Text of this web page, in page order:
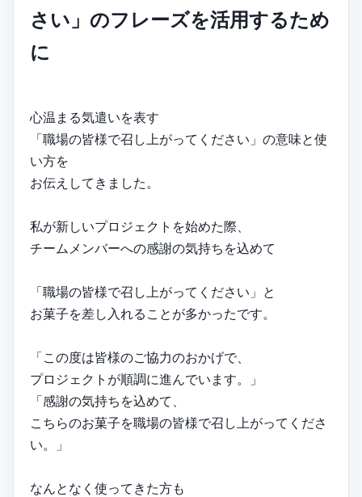
さい」のフレーズを活用するため
に
心温まる気遣いを表す
「職場の皆様で召し上がってください」の意味と使
い方を
お伝えしてきました。
私が新しいプロジェクトを始めた際、
チームメンバーへの感謝の気持ちを込めて
「職場の皆様で召し上がってください」と
お菓子を差し入れることが多かったです。
「この度は皆様のご協力のおかげで、
プロジェクトが順調に進んでいます。」
「感謝の気持ちを込めて、
こちらのお菓子を職場の皆様で召し上がってくださ
い。」
なんとなく使ってきた方も